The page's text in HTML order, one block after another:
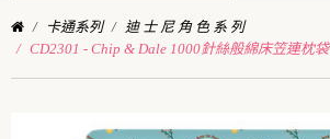
卡通系列
迪 士 尼 角 色 系 列
CD2301 - Chip & Dale 1000針絲般綿床笠連枕袋